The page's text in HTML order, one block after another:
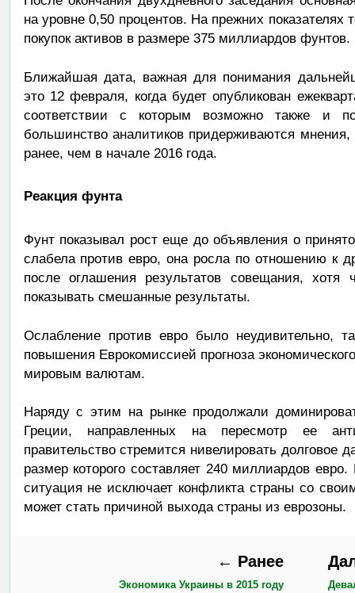
на уровне 0,50 процентов. На прежних
покупок активов в размере 375 миллиардов фунтов.
Ближайшая дата, важная для понимания
это 12 февраля, когда будет опубликован
соответствии с которым возможно также и
большинство аналитиков придерживаются
ранее, чем в начале 2016 года.
Реакция фунта
Фунт показывал рост еще до объявления о
слабела против евро, она росла по отношению к
после оглашения результатов совещания, хотя
показывать смешанные результаты.
Ослабление против евро было неудивительно,
повышения Еврокомиссией прогноза
мировым валютам.
Наряду с этим на рынке продолжали
Греции, направленных на пересмотр ее
правительство стремится нивелировать долговое
размер которого составляет 240 миллиардов
ситуация не исключает конфликта страны со
может стать причиной выхода страны из еврозоны.
← Ранее
Экономика Украины в 2015 году